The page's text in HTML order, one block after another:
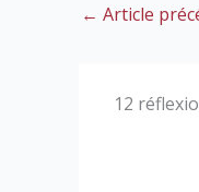
← Article
12